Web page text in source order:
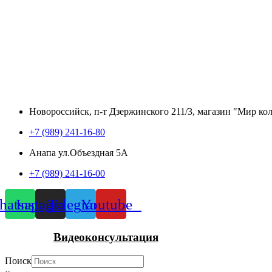
Новороссийск, п-т Дзержинского 211/3, магазин "Мир
+7 (989) 241-16-80
Анапа ул.Объездная 5А
+7 (989) 241-16-00
InstagramTelegramYoutube
Видеоконсультация
Поиск